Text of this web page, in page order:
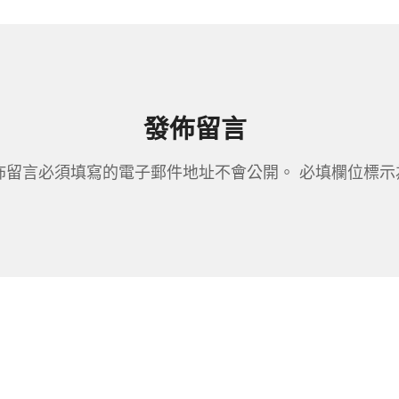
發佈留言
留言必須填寫的電子郵件地址不會公開。 必填欄位標